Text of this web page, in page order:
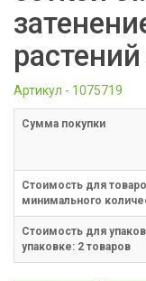
Артикул - 1075719
Cумма покупки
Стоимость для
минимального
Стоимость для
упаковке: 2 товаров